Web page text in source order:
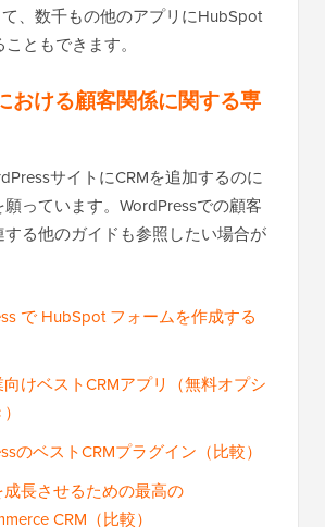
、数千もの他のアプリにHubSpot
ともできます。
おける顧客関係に関する専
サイトにCRMを追加するのに
っています。WordPressでの顧客
る他のガイドも参照したい場合が
で HubSpot フォームを作成する
けベストCRMアプリ（無料オプシ
のベストCRMプラグイン（比較）
成長させるための最高の
CRM（比較）